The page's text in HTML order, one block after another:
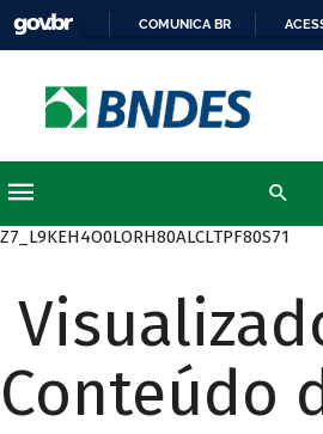
COMUNICA BR
Z7_L9KEH4O0LORH80ALCLTPF80S71
Conteúdo